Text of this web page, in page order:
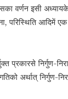
वर्णन इसी
आदिमें एक
प्रकारसे निर्गुण-
अर्थात् निर्गुण-